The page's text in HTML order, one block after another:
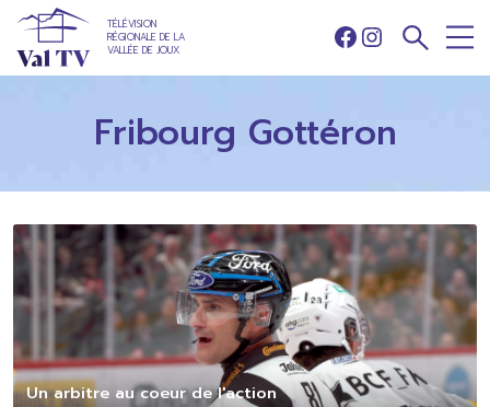
TÉLÉVISION
RÉGIONALE DE LA
VALLÉE DE JOUX
Facebook
Instagram
Fribourg Gottéron
Un arbitre au coeur de l'action